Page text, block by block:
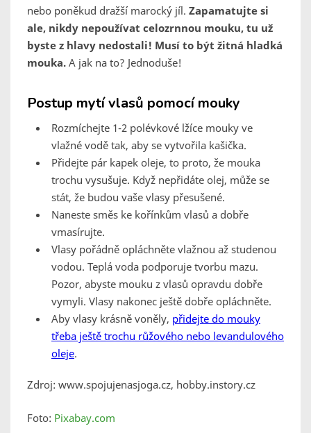
nebo poněkud dražší marocký jíl. Zapamatujte si
ale, nikdy nepoužívat celozrnnou mouku, tu už
byste z hlavy nedostali! Musí to být žitná hladká
mouka. A jak na to? Jednoduše!
Postup mytí vlasů pomocí mouky
Rozmíchejte 1-2 polévkové lžíce mouky ve
vlažné vodě tak, aby se vytvořila kašička.
Přidejte pár kapek oleje, to proto, že mouka
trochu vysušuje. Když nepřidáte olej, může se
stát, že budou vaše vlasy přesušené.
Naneste směs ke kořínkům vlasů a dobře
vmasírujte.
Vlasy pořádně opláchněte vlažnou až studenou
vodou. Teplá voda podporuje tvorbu mazu.
Pozor, abyste mouku z vlasů opravdu dobře
vymyli. Vlasy nakonec ještě dobře opláchněte.
Aby vlasy krásně voněly, přidejte do mouky
třeba ještě trochu růžového nebo levandulového
oleje.
Zdroj: www.spojujenasjoga.cz, hobby.instory.cz
Foto: Pixabay.com